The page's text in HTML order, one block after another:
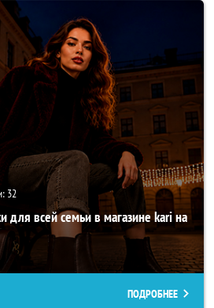
32
для всей семьи в магазине kari на
ПОДРОБНЕЕ